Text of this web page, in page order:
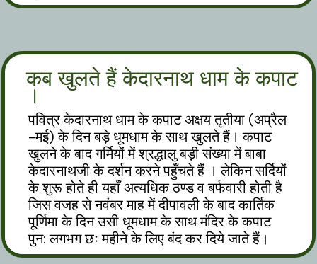
कब खुलते हैं केदारनाथ धाम के कपाट
।
पवित्र केदारनाथ धाम के कपाट अक्षय तृतीया (अप्रैल
-मई) के दिन बड़े धूमधाम के साथ खुलते हैं। कपाट
खुलने के बाद गर्मियों में श्रद्धालु बड़ी संख्या में बाबा
केदारनाथजी के दर्शन करने पहुँचते हैं । लेकिन सर्दियों
के शुरू होते ही यहाँ अत्यधिक ठण्ड व बर्फवारी होती है
जिस वजह से नवंबर माह में दीपावली के बाद कार्तिक
पूर्णिमा के दिन उसी धूमधाम के साथ मंदिर के कपाट
पुन: लगभग छः महीने के लिए बंद कर दिये जाते हैं।